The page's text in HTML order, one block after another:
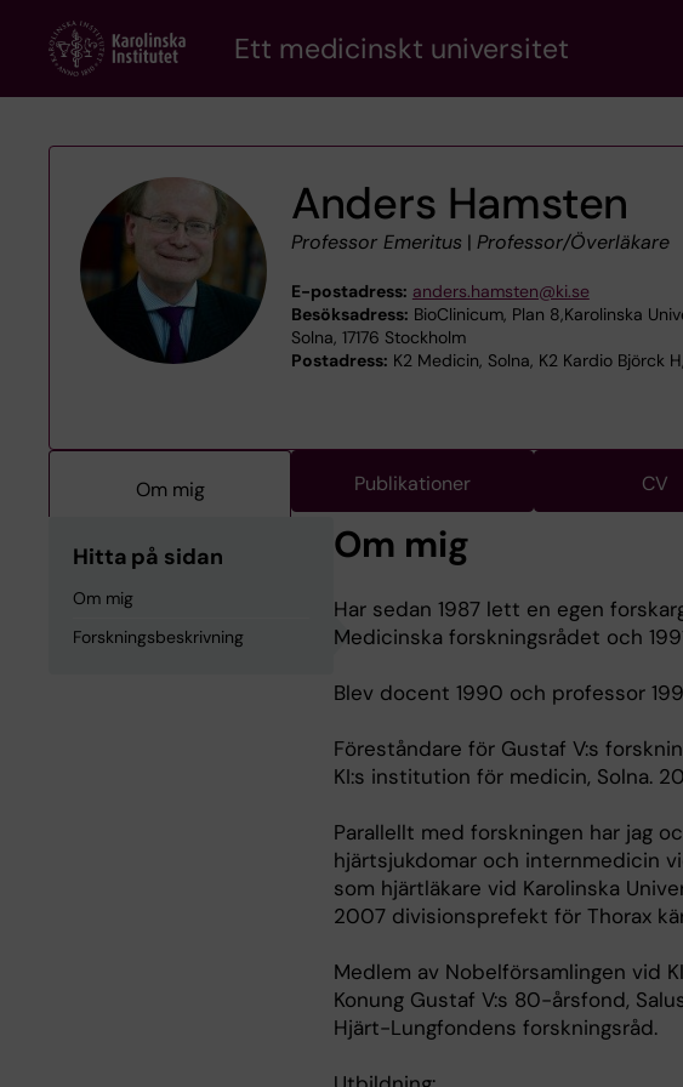
content
Ett medicinskt universitet
Anders Hamsten
Professor Emeritus | Professor/Överläkare
E-postadress: anders.hamsten@ki.se
Besöksadress: BioClinicum, Plan 8,Karolinska
Solna, 17176 Stockholm
Postadress: K2 Medicin, Solna, K2 Kardio Björck
Om mig Publikationer CV
Hitta på sidan
Om mig
Forskningsbeskrivning
Om mig
Har sedan 1987 lett en egen
Medicinska forskningsrådet och
Blev docent 1990 och professor
Föreståndare för Gustaf V:s
KI:s institution för medicin, Solna.
Parallellt med forskningen har jag
hjärtsjukdomar och internmedicin
som hjärtläkare vid Karolinska
2007 divisionsprefekt för Thorax
Medlem av Nobelförsamlingen vid
Konung Gustaf V:s 80-årsfond,
Hjärt-Lungfondens forskningsråd.